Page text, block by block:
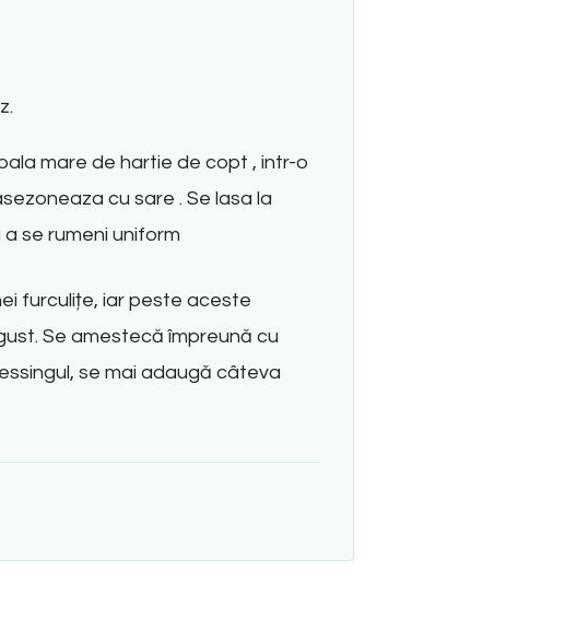
mare de hartie de copt , intr-o
cu sare . Se lasa la
se rumeni uniform
furculițe, iar peste aceste
Se amestecă împreună cu
se mai adaugă câteva